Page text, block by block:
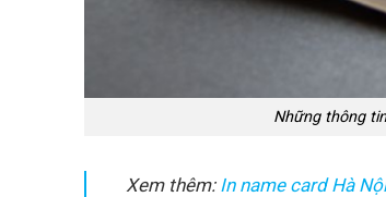
Những thông
Xem thêm: In name card Hà